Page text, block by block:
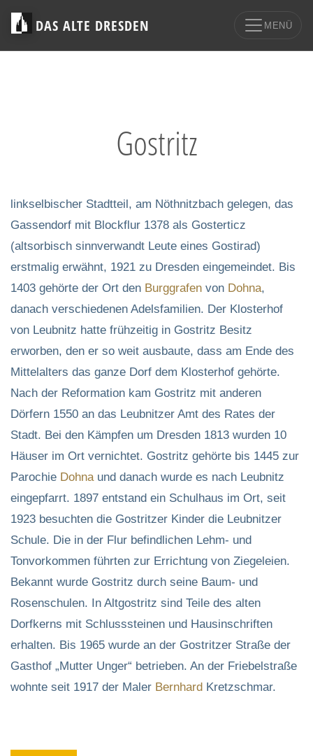
DAS ALTE DRESDEN MENÜ
Gostritz
linkselbischer Stadtteil, am Nöthnitzbach gelegen, das
Gassendorf mit Blockflur 1378 als Gosterticz
(altsorbisch sinnverwandt Leute eines Gostirad)
erstmalig erwähnt, 1921 zu Dresden eingemeindet. Bis
1403 gehörte der Ort den Burggrafen von Dohna,
danach verschiedenen Adelsfamilien. Der Klosterhof
von Leubnitz hatte frühzeitig in Gostritz Besitz
erworben, den er so weit ausbaute, dass am Ende des
Mittelalters das ganze Dorf dem Klosterhof gehörte.
Nach der Reformation kam Gostritz mit anderen
Dörfern 1550 an das Leubnitzer Amt des Rates der
Stadt. Bei den Kämpfen um Dresden 1813 wurden 10
Häuser im Ort vernichtet. Gostritz gehörte bis 1445 zur
Parochie Dohnaund danach wurde es nach Leubnitz
eingepfarrt. 1897 entstand ein Schulhaus im Ort, seit
1923 besuchten die Gostritzer Kinder die Leubnitzer
Schule. Die in der Flur befindlichen Lehm- und
Tonvorkommen führten zur Errichtung von Ziegeleien.
Bekannt wurde Gostritz durch seine Baum- und
Rosenschulen. In Altgostritz sind Teile des alten
Dorfkerns mit Schlusssteinen und Hausinschriften
erhalten. Bis 1965 wurde an der Gostritzer Straße der
Gasthof „Mutter Unger“ betrieben. An der Friebelstraße
wohnte seit 1917 der Maler Bernhard Kretzschmar.